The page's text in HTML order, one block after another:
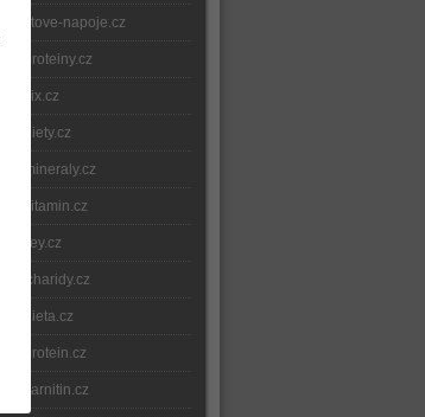
iontove-napoje.cz
e-proteiny.cz
nitrix.cz
e-diety.cz
e-mineraly.cz
e-vitamin.cz
whey.cz
sacharidy.cz
e-dieta.cz
e-protein.cz
e-karnitin.cz